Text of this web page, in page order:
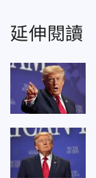
延伸閱讀